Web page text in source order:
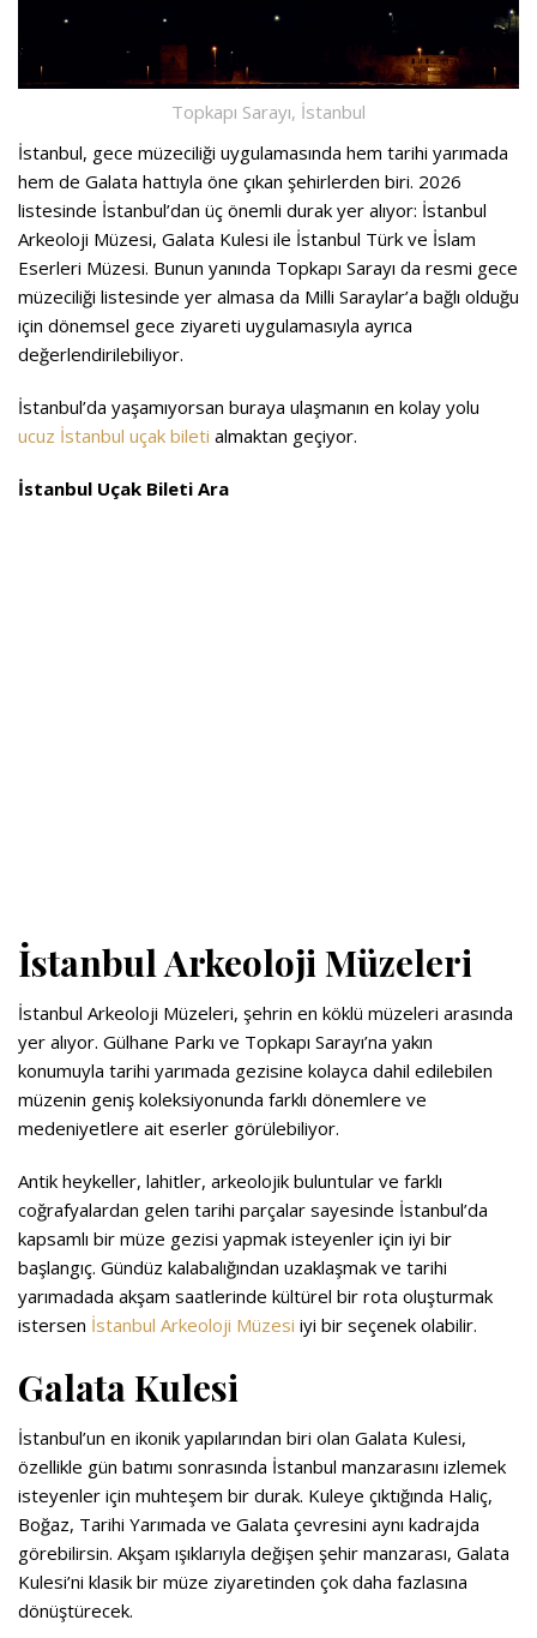
Topkapı Sarayı, İstanbul
İstanbul, gece müzeciliği uygulamasında hem tarihi yarımada
hem de Galata hattıyla öne çıkan şehirlerden biri. 2026
listesinde İstanbul’dan üç önemli durak yer alıyor: İstanbul
Arkeoloji Müzesi, Galata Kulesi ile İstanbul Türk ve İslam
Eserleri Müzesi. Bunun yanında Topkapı Sarayı da resmi gece
müzeciliği listesinde yer almasa da Milli Saraylar’a bağlı olduğu
için dönemsel gece ziyareti uygulamasıyla ayrıca
değerlendirilebiliyor.
İstanbul’da yaşamıyorsan buraya ulaşmanın en kolay yolu
ucuz İstanbul uçak bileti almaktan geçiyor.
İstanbul Uçak Bileti Ara
İstanbul Arkeoloji Müzeleri
İstanbul Arkeoloji Müzeleri, şehrin en köklü müzeleri arasında
yer alıyor. Gülhane Parkı ve Topkapı Sarayı’na yakın
konumuyla tarihi yarımada gezisine kolayca dahil edilebilen
müzenin geniş koleksiyonunda farklı dönemlere ve
medeniyetlere ait eserler görülebiliyor.
Antik heykeller, lahitler, arkeolojik buluntular ve farklı
coğrafyalardan gelen tarihi parçalar sayesinde İstanbul’da
kapsamlı bir müze gezisi yapmak isteyenler için iyi bir
başlangıç. Gündüz kalabalığından uzaklaşmak ve tarihi
yarımadada akşam saatlerinde kültürel bir rota oluşturmak
istersen İstanbul Arkeoloji Müzesi iyi bir seçenek olabilir.
Galata Kulesi
İstanbul’un en ikonik yapılarından biri olan Galata Kulesi,
özellikle gün batımı sonrasında İstanbul manzarasını izlemek
isteyenler için muhteşem bir durak. Kuleye çıktığında Haliç,
Boğaz, Tarihi Yarımada ve Galata çevresini aynı kadrajda
görebilirsin. Akşam ışıklarıyla değişen şehir manzarası, Galata
Kulesi’ni klasik bir müze ziyaretinden çok daha fazlasına
dönüştürecek.